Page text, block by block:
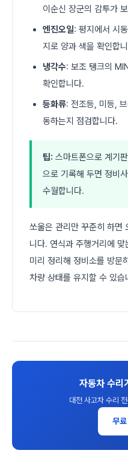
이순신 장군의 감투가
엔진오일: 평지에서 시
지로 양과 색을 확인합
냉각수: 보조 탱크의
확인합니다.
등화류: 전조등, 미등,
동하는지 점검합니다.
팁: 스마트폰으로 계기
으로 기록해 두면 정비
수월합니다.
쏘울은 관리만 꾸준히 하면
니다. 연식과 주행거리에
미리 정리해 정비소를 방문
차량 상태를 유지할 수 있습
자동차 수리
대전 사고차 수리
무